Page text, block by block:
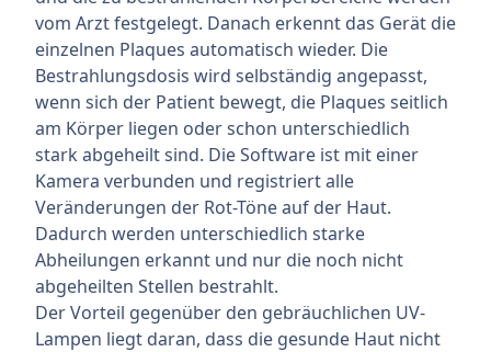
vom Arzt festgelegt. Danach erkennt das Gerät die
einzelnen Plaques automatisch wieder. Die
Bestrahlungsdosis wird selbständig angepasst,
wenn sich der Patient bewegt, die Plaques seitlich
am Körper liegen oder schon unterschiedlich
stark abgeheilt sind. Die Software ist mit einer
Kamera verbunden und registriert alle
Veränderungen der Rot-Töne auf der Haut.
Dadurch werden unterschiedlich starke
Abheilungen erkannt und nur die noch nicht
abgeheilten Stellen bestrahlt.
Der Vorteil gegenüber den gebräuchlichen UV-
Lampen liegt daran, dass die gesunde Haut nicht